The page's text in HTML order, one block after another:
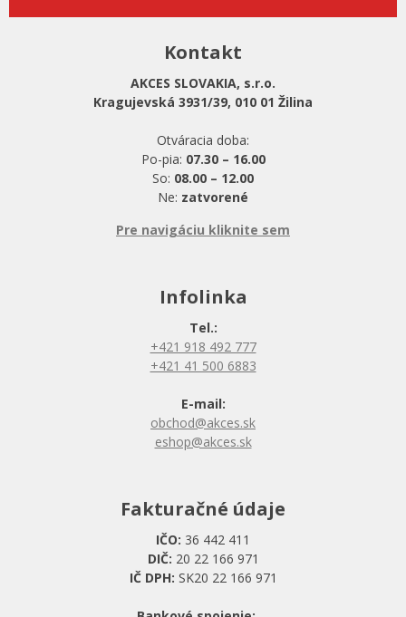
Kontakt
AKCES SLOVAKIA, s.r.o.
Kragujevská 3931/39, 010 01 Žilina
Otváracia doba:
Po-pia: 07.30 – 16.00
So: 08.00 – 12.00
Ne: zatvorené
Pre navigáciu kliknite sem
Infolinka
Tel.:
+421 918 492 777
+421 41 500 6883
E-mail:
obchod@akces.sk
eshop@akces.sk
Fakturačné údaje
IČO: 36 442 411
DIČ: 20 22 166 971
IČ DPH: SK20 22 166 971